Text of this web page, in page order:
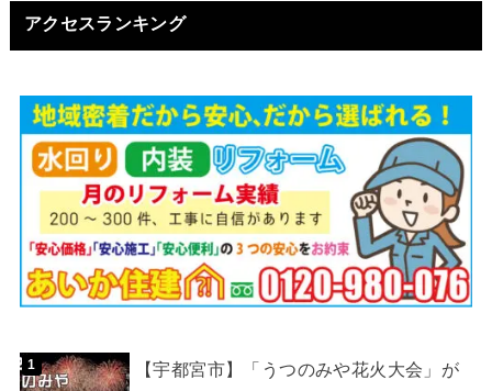
アクセスランキング
【宇都宮市】「うつのみや花火大会」が